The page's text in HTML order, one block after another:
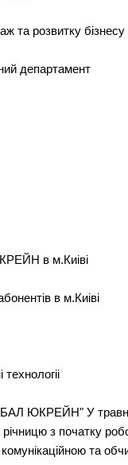
та розвитку бізнесу
департамент
в м.Киіві
в м.Киіві
технологіі
ЮКРЕЙН" У
з початку
комунікаційною та